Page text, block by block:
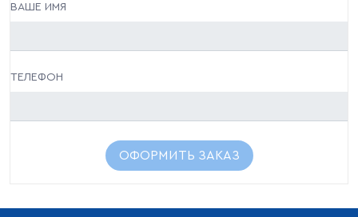
ВАШЕ ИМЯ
ТЕЛЕФОН
ОФОРМИТЬ ЗАКАЗ